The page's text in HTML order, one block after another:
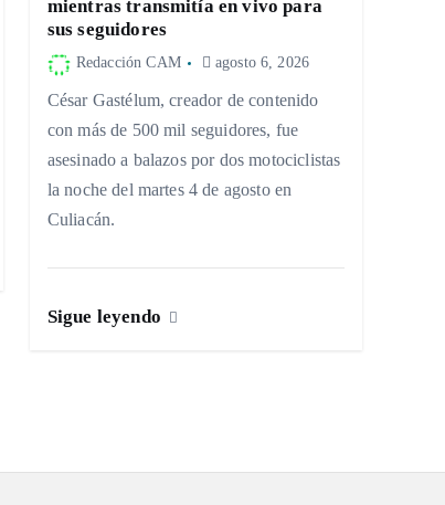
mientras transmitía en vivo para
sus seguidores
Redacción CAM agosto 6, 2026
César Gastélum, creador de contenido
con más de 500 mil seguidores, fue
asesinado a balazos por dos motociclistas
la noche del martes 4 de agosto en
Culiacán.
Sigue leyendo